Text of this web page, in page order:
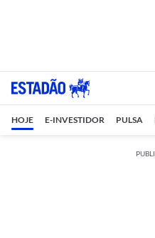
HOJE E-INVESTIDOR PULSA